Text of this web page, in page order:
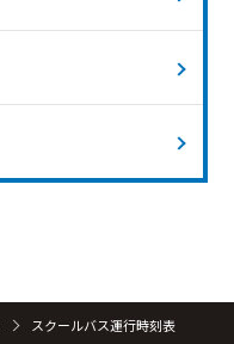
スクールバス運行時刻表